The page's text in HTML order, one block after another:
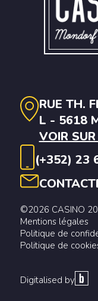
RUE TH.
L - 5618
VOIR
(+352) 23
©2026 CASINO
Mentions légales
Politique de
Politique de
Digitalised by